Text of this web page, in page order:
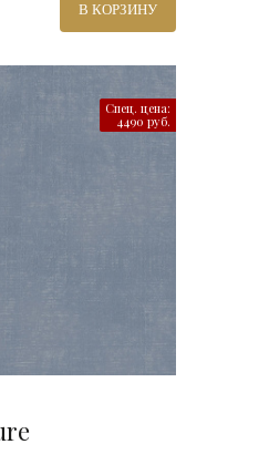
В КОРЗИНУ
Спец. цена:
4490 руб.